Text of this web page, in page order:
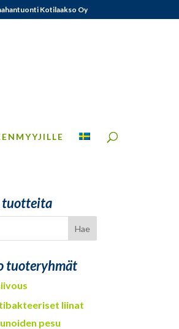
Kotilaakso Oy
tuotteita
tuoteryhmät
liinat
pesu